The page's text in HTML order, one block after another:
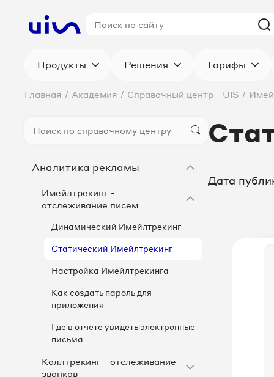
Продукты Решения Тарифы
Главная / Академия / Справочный центр - UIS /
Аналитика рекламы
Имейлтрекинг -
отслеживание писем
Динамический Имейлтрекинг
Статический Имейлтрекинг
Настройка Имейлтрекинга
Как создать пароль для
приложения
Где в отчете увидеть электронные
письма
Коллтрекинг - отслеживание
звонков
Дата